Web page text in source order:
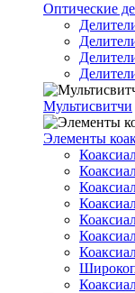
Оптические
Мультисвитчи
Элементы